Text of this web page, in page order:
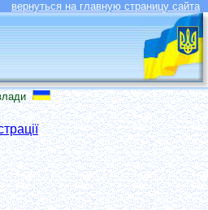
вернуться на главную страницу сайта